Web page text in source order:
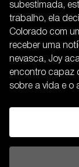
subestimada,
trabalho, ela
Colorado com
receber uma
nevasca, Joy
encontro capaz
sobre a vida e o